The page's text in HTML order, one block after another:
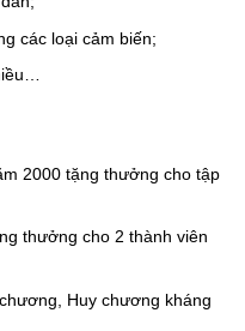
các loại cảm biến;
2000 tặng thư­ởng cho tập
thư­ởng cho 2 thành viên
Huy chư­ơng kháng